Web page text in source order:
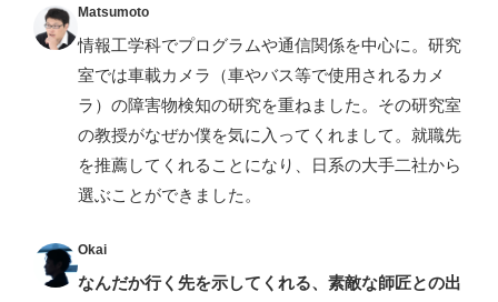
Matsumoto
情報工学科でプログラムや通信関係を中心に。研究
室では車載カメラ（車やバス等で使用されるカメ
ラ）の障害物検知の研究を重ねました。その研究室
の教授がなぜか僕を気に入ってくれまして。就職先
を推薦してくれることになり、日系の大手二社から
選ぶことができました。
Okai
なんだか行く先を示してくれる、素敵な師匠との出